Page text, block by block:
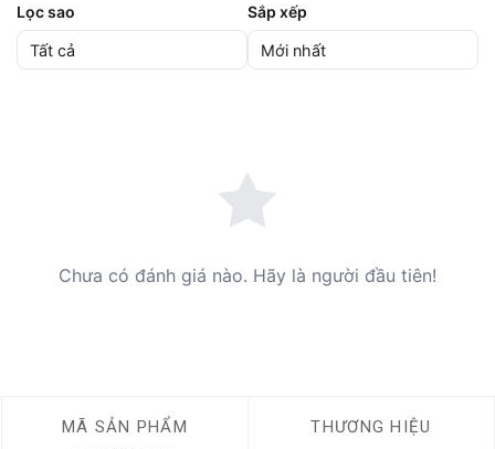
Lọc sao Sắp xếp
Chưa có đánh giá nào. Hãy là người đầu tiên!
MÃ SẢN PHẨM THƯƠNG HIỆU